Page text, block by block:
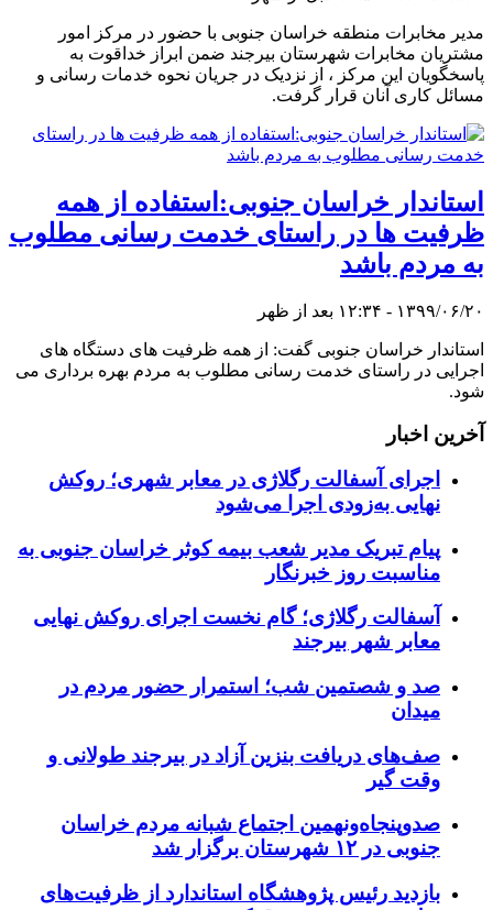
مدیر مخابرات منطقه خراسان جنوبی با حضور در مرکز امور
مشتریان مخابرات شهرستان بیرجند ضمن ابراز خداقوت به
پاسخگویان این مرکز ، از نزدیک در جریان نحوه خدمات رسانی و
مسائل کاری آنان قرار گرفت.
استاندار خراسان جنوبی:استفاده از همه
ظرفیت ها در راستای خدمت رسانی مطلوب
به مردم باشد
۱۳۹۹/۰۶/۲۰ - ۱۲:۳۴ بعد از ظهر
استاندار خراسان جنوبی گفت: از همه ظرفیت های دستگاه های
اجرایی در راستای خدمت رسانی مطلوب به مردم بهره برداری می
شود.
آخرین اخبار
اجرای آسفالت رگلاژی در معابر شهری؛ روکش
نهایی به‌زودی اجرا می‌شود
پیام تبریک مدیر شعب بیمه کوثر خراسان جنوبی به
مناسبت روز خبرنگار
آسفالت رگلاژی؛ گام نخست اجرای روکش نهایی
معابر شهر بیرجند
صد و شصتمین شب؛ استمرار حضور مردم در
میدان
صف‌های دریافت بنزین آزاد در بیرجند طولانی و
وقت گیر
صدوپنجاه‌ونهمین اجتماع شبانه مردم خراسان
جنوبی در ۱۲ شهرستان برگزار شد
بازدید رئیس پژوهشگاه استاندارد از ظرفیت‌های